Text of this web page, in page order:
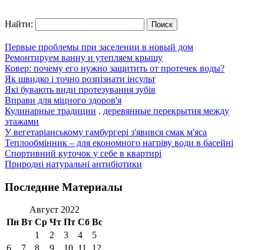
Найти:
Первые проблемы при заселении в новый дом
Ремонтируем ванну и утепляем крышу
Ковер: почему его нужно защитить от протечек воды?
Як швидко і точно розпізнати інсульт
Які бувають види протезування зубів
Вправи для міцного здоров'я
Кулинарные традиции . деревянные перекрытия между
этажами
У вегетаріанському гамбургері з'явився смак м'яса
Теплообмінник – для економного нагріву води в басейні
Спортивний куточок у себе в квартирі
Природні натуральні антибіотики
Последние Материалы
Август 2022
Пн Вт Ср Чт Пт Сб Вс
1
2 3 4
5